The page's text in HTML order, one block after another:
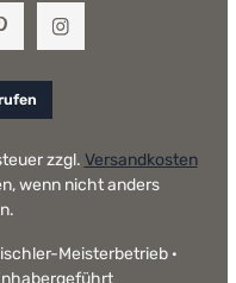
Meisterbetrieb ·
zzgl. Versandkosten
wenn nicht anders